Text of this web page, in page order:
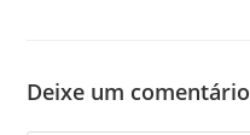
Deixe um comentário